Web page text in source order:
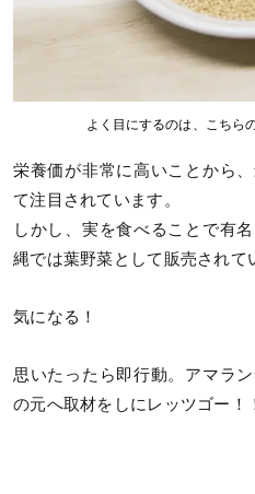
よく目にするのは、こちら
栄養価が非常に高いことから
て注目されています。
しかし、実を食べることで有
縄では葉野菜として販売されて
気になる！
思いたったら即行動。アマラ
の元へ取材をしにレッツゴー！